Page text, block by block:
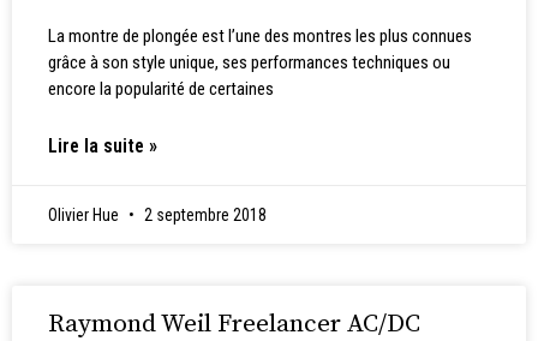
La montre de plongée est l’une des montres les plus connues
grâce à son style unique, ses performances techniques ou
encore la popularité de certaines
Lire la suite »
Olivier Hue 2 septembre 2018
Raymond Weil Freelancer AC/DC